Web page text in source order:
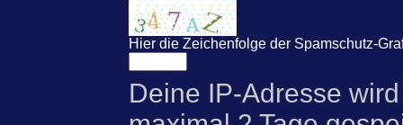
Hier die Zeichenfolge der Spamschutz-
Deine IP-Adresse